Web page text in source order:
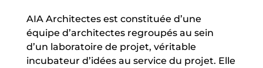
AIA Architectes est constituée d’une
équipe d’architectes regroupés au sein
d’un laboratoire de projet, véritable
incubateur d’idées au service du projet. Elle